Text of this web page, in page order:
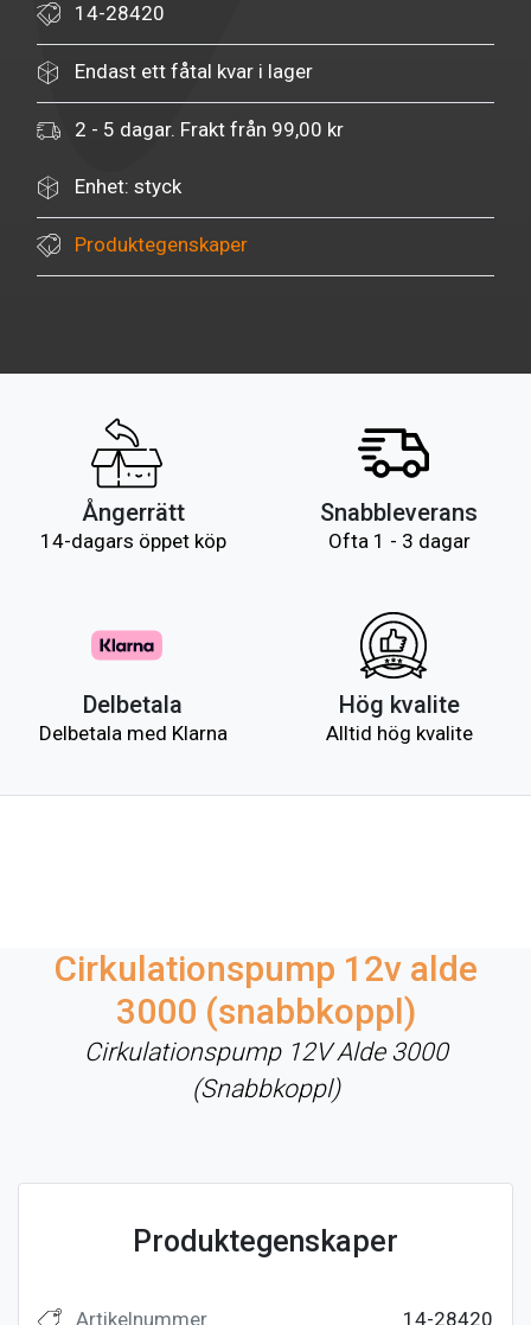
14-28420
Endast ett fåtal kvar i lager
2 - 5 dagar. Frakt från 99,00 kr
Enhet: styck
Produktegenskaper
Ångerrätt
14-dagars öppet köp
Snabbleverans
Ofta 1 - 3 dagar
Delbetala
Delbetala med Klarna
Hög kvalite
Alltid hög kvalite
Cirkulationspump 12v alde
3000 (snabbkoppl)
Cirkulationspump 12V Alde 3000
(Snabbkoppl)
Produktegenskaper
14-28420
Artikelnummer